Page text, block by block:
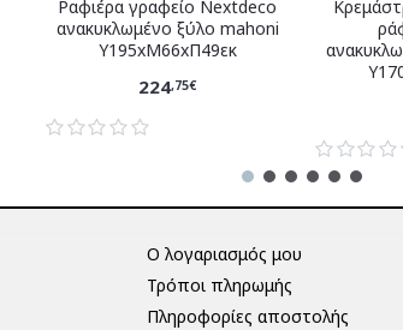
Ραφιέρα γραφείο Nextdeco
ανακυκλωμένο ξύλο mahoni
Υ195xM66xΠ49εκ
224,75€
Ο λογαριασμός μου
Τρόποι πληρωμής
Πληροφορίες αποστολής